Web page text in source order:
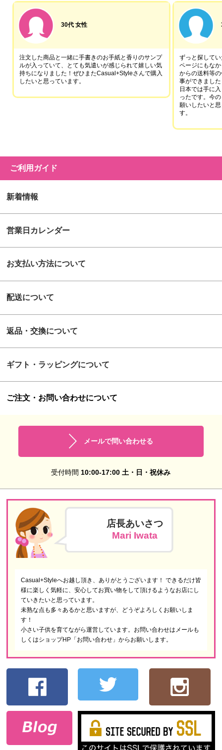
30代 女性
注文した商品と一緒に手書きのお手紙と香りのサンプ
ルが入っていて、とても気遣いが感じられて嬉しい気
持ちになりました！ぜひまたCasual+Styleさんで購入
したいと思っています。
ずっと探して
ページにもな
からの送料等
事ができました
日本では手に
ったです。今
願いしたいと
す。
ご利用ガイド
新着情報
営業日カレンダー
お支払い方法について
配送について
返品・交換について
ギフト・ラッピングについて
ご注文・お問い合わせについて
メールで問い合わせる
受付時間 10:00-17:00 土・日・祝休み
店長あいさつ
Mari Iwata
Casual+Styleへお越し頂き、ありがとうございます！ できるだけ皆
様に楽しく気軽に、安心してお買い物をして頂けるようなお店にし
ていきたいと思っています。
未熟な点も多々あるかと思いますが、どうぞよろしくお願いしま
す！
小さい子供を育てながら運営しています。お問い合わせはメールも
しくはショップHP「お問い合わせ」からお願いします。